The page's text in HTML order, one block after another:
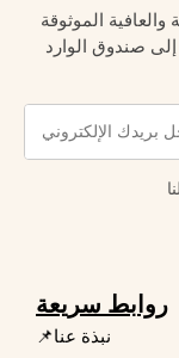
الموثوقة
إلى صندوق الوارد
روابط سريعة
📌نبذة عنا